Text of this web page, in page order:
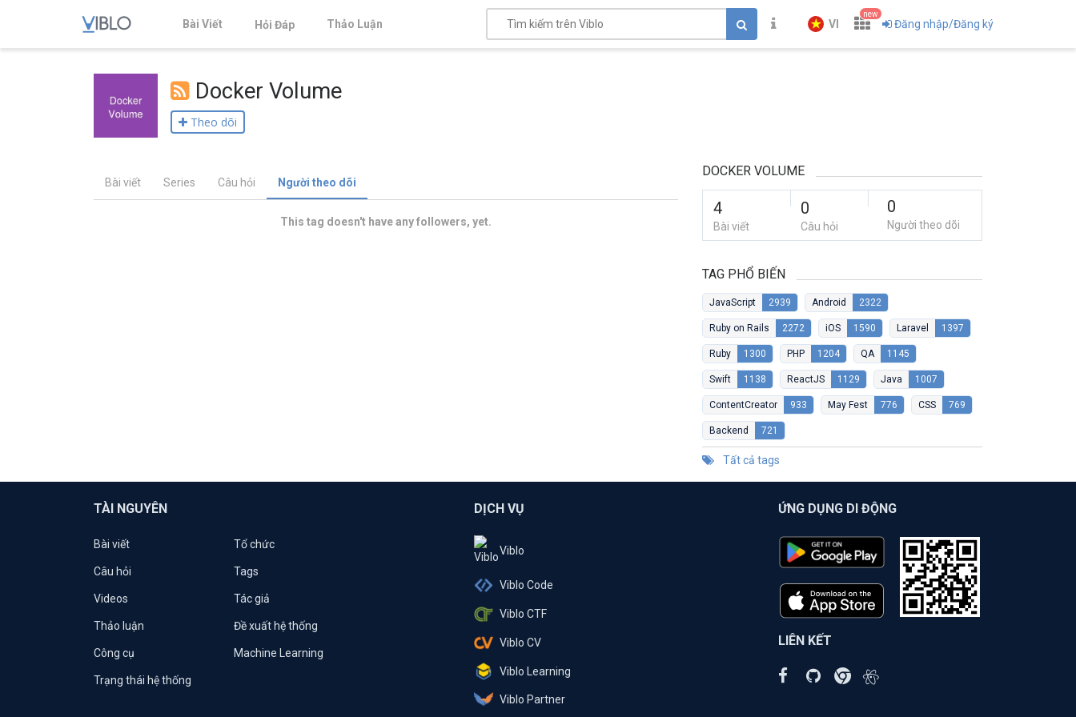
Bài Viết Hỏi Đáp Thảo Luận VI
new
Đăng nhập/Đăng ký
Docker Volume
Theo dõi
Bài viết Series Câu hỏi Người theo dõi
This tag doesn't have any followers, yet.
DOCKER VOLUME
4
Bài viết
0
Câu hỏi
0
Người theo dõi
TAG PHỔ BIẾN
JavaScript 2939 Android 2322
Ruby on Rails 2272 iOS 1590 Laravel 1397
Ruby 1300 PHP 1204 QA 1145
Swift 1138 ReactJS 1129 Java 1007
ContentCreator 933 May Fest 776 CSS 769
Backend 721
Tất cả tags
TÀI NGUYÊN
Bài viết Tổ chức
Câu hỏi Tags
Videos Tác giả
Thảo luận Đề xuất hệ thống
Công cụ Machine Learning
Trạng thái hệ thống
DỊCH VỤ
Viblo
Viblo Code
Viblo CTF
Viblo CV
Viblo Learning
Viblo Partner
ỨNG DỤNG DI ĐỘNG
LIÊN KẾT